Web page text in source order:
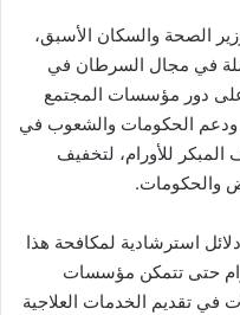
الصحة والسكان الأسبق،
في مجال السرطان في
على دور مؤسسات المجتمع
ودعم الحكومات والشعوب في
للأورام، لتخفيف
والحكومات.
استرشادية لمكافحة هذا
حتى تتمكن مؤسسات
في تقديم الخدمات العلاجية